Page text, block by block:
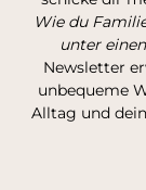
Wie du
unter
Newsletter
unbequeme
Alltag und